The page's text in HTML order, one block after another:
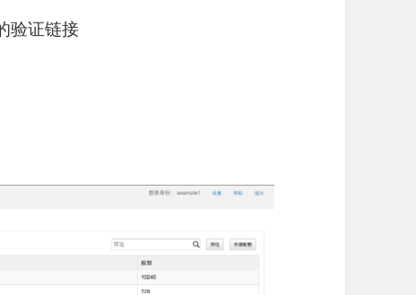
验证链接